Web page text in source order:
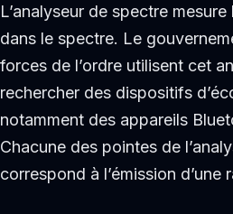
L’analyseur de spectre mesure
dans le spectre. Le
forces de l’ordre utilisent cet
rechercher des dispositifs
notamment des appareils
Chacune des pointes de
correspond à l’émission d’une